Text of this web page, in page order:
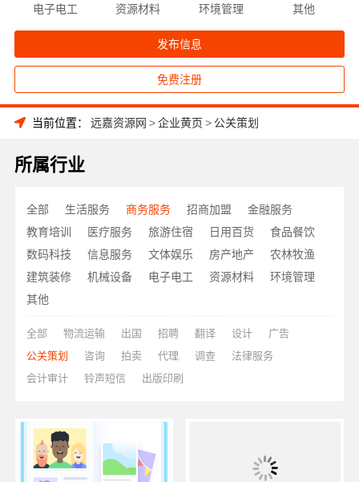
电子电工 资源材料 环境管理 其他
发布信息
免费注册
当前位置： 远嘉资源网 >企业黄页 > 公关策划
所属行业
全部 生活服务 商务服务 招商加盟
金融服务
教育培训
医疗服务 旅游住宿 日用百货
食品餐饮
数码科技
信息服务 文体娱乐 房产地产
农林牧渔
建筑装修
机械设备 电子电工 资源材料
环境管理
其他
全部 物流运输 出国 招聘 翻译 设计
广告
公关策划
咨询 拍卖 代理 调查
法律服务
会计审计
铃声短信 出版印刷